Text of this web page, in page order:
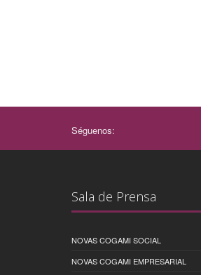
Séguenos:
Sala de Prensa
NOVAS COGAMI SOCIAL
NOVAS COGAMI EMPRESARIAL